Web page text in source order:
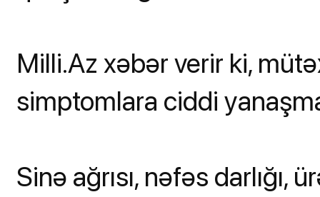
Milli.Az xəbər verir ki,
simptomlara ciddi
Sinə ağrısı, nəfəs